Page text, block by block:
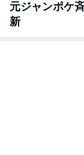
元ジャンポケ
新